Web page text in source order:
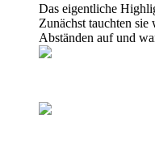
Das eigentliche
Zunächst tauchten
Abständen auf und